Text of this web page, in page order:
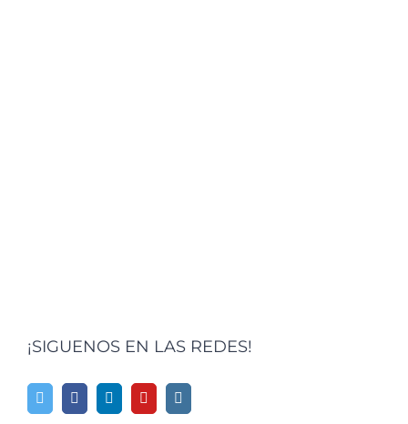
¡SIGUENOS EN LAS REDES!